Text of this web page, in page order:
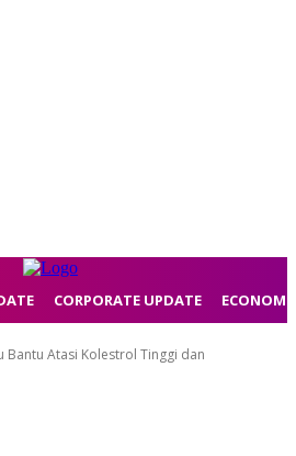
CORPORATE UPDATE
Bantu Atasi Kolestrol Tinggi dan